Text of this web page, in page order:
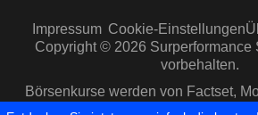
Impressum Cookie-Einstellungen
Copyright © 2026 Surperformance
vorbehalten.
Börsenkurse werden von Factset,
Capital IQ zur Verfügung